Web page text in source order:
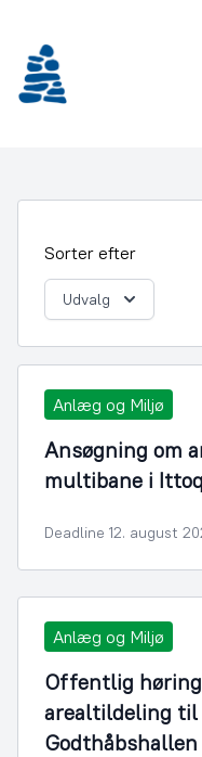
indhold
Sorter efter
Udvalg
Anlæg og Miljø
Ansøgning om
multibane i
Deadline 12. august
Anlæg og Miljø
Offentlig
arealtildeling
Godthåbshallen